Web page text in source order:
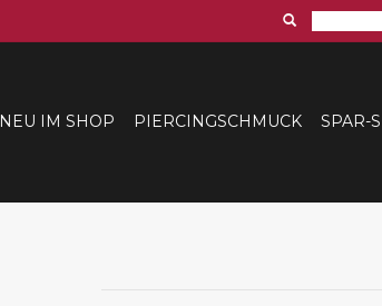
NEU IM SHOP PIERCINGSCHMUCK SPAR-